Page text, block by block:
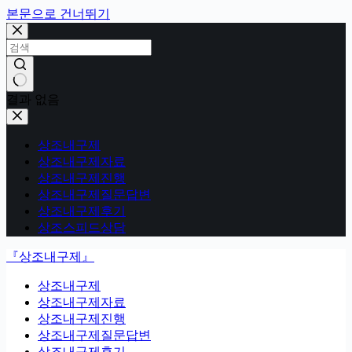
본문으로 건너뛰기
결과 없음
상조내구제
상조내구제자료
상조내구제진행
상조내구제질문답변
상조내구제후기
상조스피드상담
『상조내구제』
상조내구제
상조내구제자료
상조내구제진행
상조내구제질문답변